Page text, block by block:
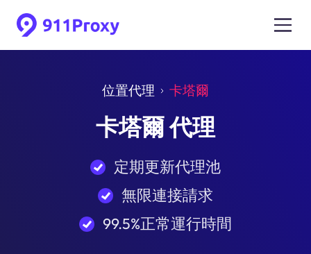
位置代理 卡塔爾
卡塔爾 代理
定期更新代理池
無限連接請求
99.5%正常運行時間